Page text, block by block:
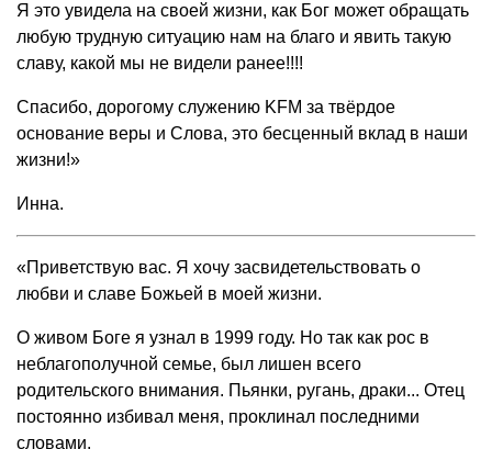
Я это увидела на своей жизни, как Бог может обращать
любую трудную ситуацию нам на благо и явить такую
славу, какой мы не видели ранее!!!!
Спасибо, дорогому служению KFM за твёрдое
основание веры и Слова, это бесценный вклад в наши
жизни!»
Инна.
«Приветствую вас. Я хочу засвидетельствовать о
любви и славе Божьей в моей жизни.
О живом Боге я узнал в 1999 году. Но так как рос в
неблагополучной семье, был лишен всего
родительского внимания. Пьянки, ругань, драки... Отец
постоянно избивал меня, проклинал последними
словами.